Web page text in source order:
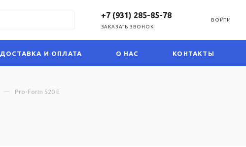
+7 (931) 285-85-78
ЗАКАЗАТЬ ЗВОНОК
ВОЙТИ
ДОСТАВКА И ОПЛАТА О НАС КОНТАКТЫ
Pro-Form 520 E